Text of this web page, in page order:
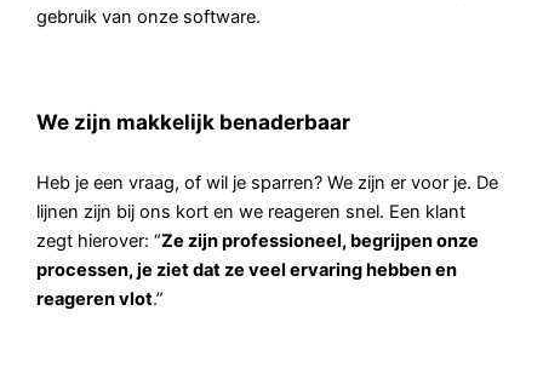
gebruik van onze software.
We zijn makkelijk benaderbaar
Heb je een vraag, of wil je sparren? We zijn er voor je. De
lijnen zijn bij ons kort en we reageren snel. Een klant
zegt hierover: “Ze zijn professioneel, begrijpen onze
processen, je ziet dat ze veel ervaring hebben en
reageren vlot.”